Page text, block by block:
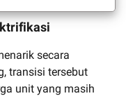
secara
transisi tersebut
unit yang masih